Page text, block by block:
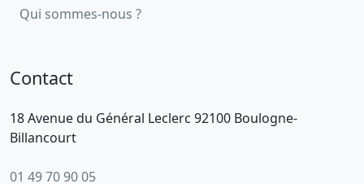
Qui sommes-nous ?
Contact
18 Avenue du Général Leclerc 92100 Boulogne-
Billancourt
01 49 70 90 05